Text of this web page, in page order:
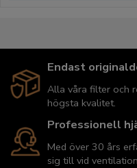
Endast
Alla våra filter och
högsta kvalitet.
Professionell
Med över 30 års
sig till vid